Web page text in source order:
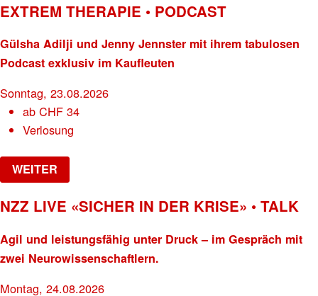
EXTREM THERAPIE • PODCAST
Gülsha Adilji und Jenny Jennster mit ihrem tabulosen
Podcast exklusiv im Kaufleuten
Sonntag, 23.08.2026
abCHF 34
Verlosung
WEITER
NZZ LIVE «SICHER IN DER KRISE» • TALK
Agil und leistungsfähig unter Druck – im Gespräch mit
zwei Neurowissenschaftlern.
Montag, 24.08.2026